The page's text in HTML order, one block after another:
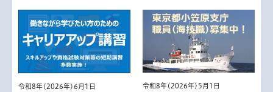
令和8年(2026年)6月1日 令和8年(2026年)5月1日